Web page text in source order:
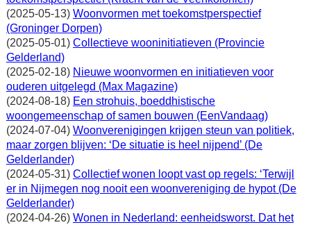
(2025-05-13) Woonvormen met toekomstperspectief
(Groninger Dorpen)
(2025-05-01) Collectieve wooninitiatieven (Provincie
Gelderland)
(2025-02-18) Nieuwe woonvormen en initiatieven voor
ouderen uitgelegd (Max Magazine)
(2024-08-18) Een strohuis, boeddhistische
woongemeenschap of samen bouwen (EenVandaag)
(2024-07-04) Woonverenigingen krijgen steun van politiek,
maar zorgen blijven: ‘De situatie is heel nijpend’ (De
Gelderlander)
(2024-05-31) Collectief wonen loopt vast op regels: ‘Terwijl
er in Nijmegen nog nooit een woonvereniging de hypot (De
Gelderlander)
(2024-04-26) Wonen in Nederland: eenheidsworst. Dat het